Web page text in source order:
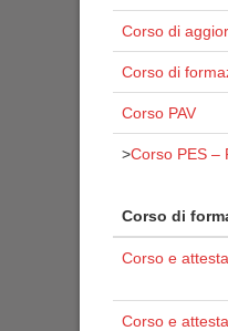
Corso di
Corso di
Corso PAV
>Corso PES –
Corso di
Corso e
Corso e